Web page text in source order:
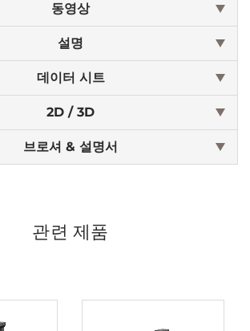
동영상
설명
데이터 시트
2D / 3D
브로셔 & 설명서
관련 제품